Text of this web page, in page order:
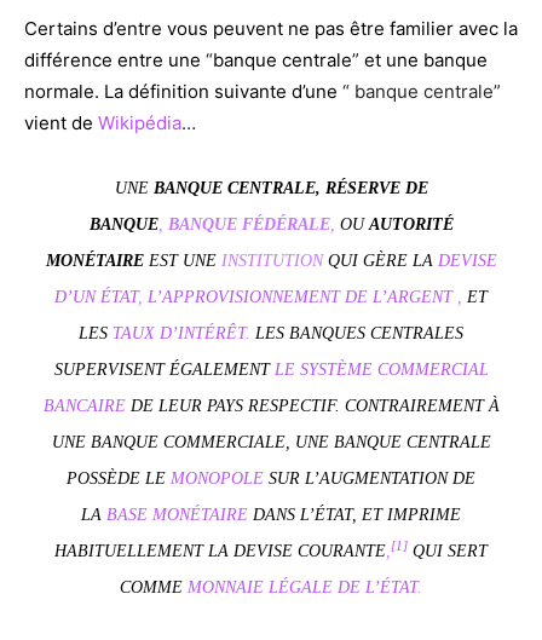
Certains d’entre vous peuvent ne pas être familier avec la
différence entre une “banque centrale” et une banque
normale. La définition suivante d’une “ banque centrale”
vient de Wikipédia…
UNE BANQUE CENTRALE, RÉSERVE DE
BANQUE, BANQUE FÉDÉRALE, OU AUTORITÉ
MONÉTAIRE EST UNEINSTITUTION QUI GÈRE LA DEVISE
D’UN ÉTAT, L’APPROVISIONNEMENT DE L’ARGENT , ET
LES TAUX D’INTÉRÊT. LES BANQUES CENTRALES
SUPERVISENT ÉGALEMENTLE SYSTÈME COMMERCIAL
BANCAIRE DE LEUR PAYS RESPECTIF. CONTRAIREMENT À
UNE BANQUE COMMERCIALE, UNE BANQUE CENTRALE
POSSÈDE LE MONOPOLE SUR L’AUGMENTATION DE
LA BASE MONÉTAIRE DANS L’ÉTAT, ET IMPRIME
HABITUELLEMENT LA DEVISE COURANTE,[1] QUI SERT
COMME MONNAIE LÉGALE DE L’ÉTAT.